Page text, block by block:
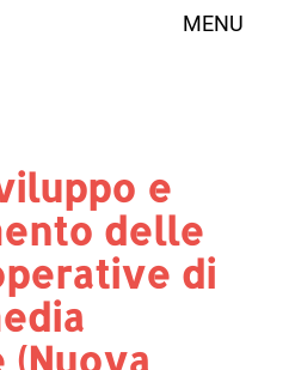
MENU
e
delle
di
(Nuova